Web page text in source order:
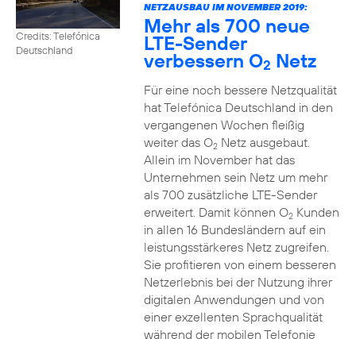
Credits: Telefónica
Deutschland
NETZAUSBAU IM NOVEMBER 2019:
Mehr als 700 neue
LTE-Sender
verbessern O2 Netz
Für eine noch bessere Netzqualität
hat Telefónica Deutschland in den
vergangenen Wochen fleißig
weiter das O2Netz ausgebaut.
Allein im November hat das
Unternehmen sein Netz um mehr
als 700 zusätzliche LTE-Sender
erweitert. Damit können O2Kunden
in allen 16 Bundesländern auf ein
leistungsstärkeres Netz zugreifen.
Sie profitieren von einem besseren
Netzerlebnis bei der Nutzung ihrer
digitalen Anwendungen und von
einer exzellenten Sprachqualität
während der mobilen Telefonie